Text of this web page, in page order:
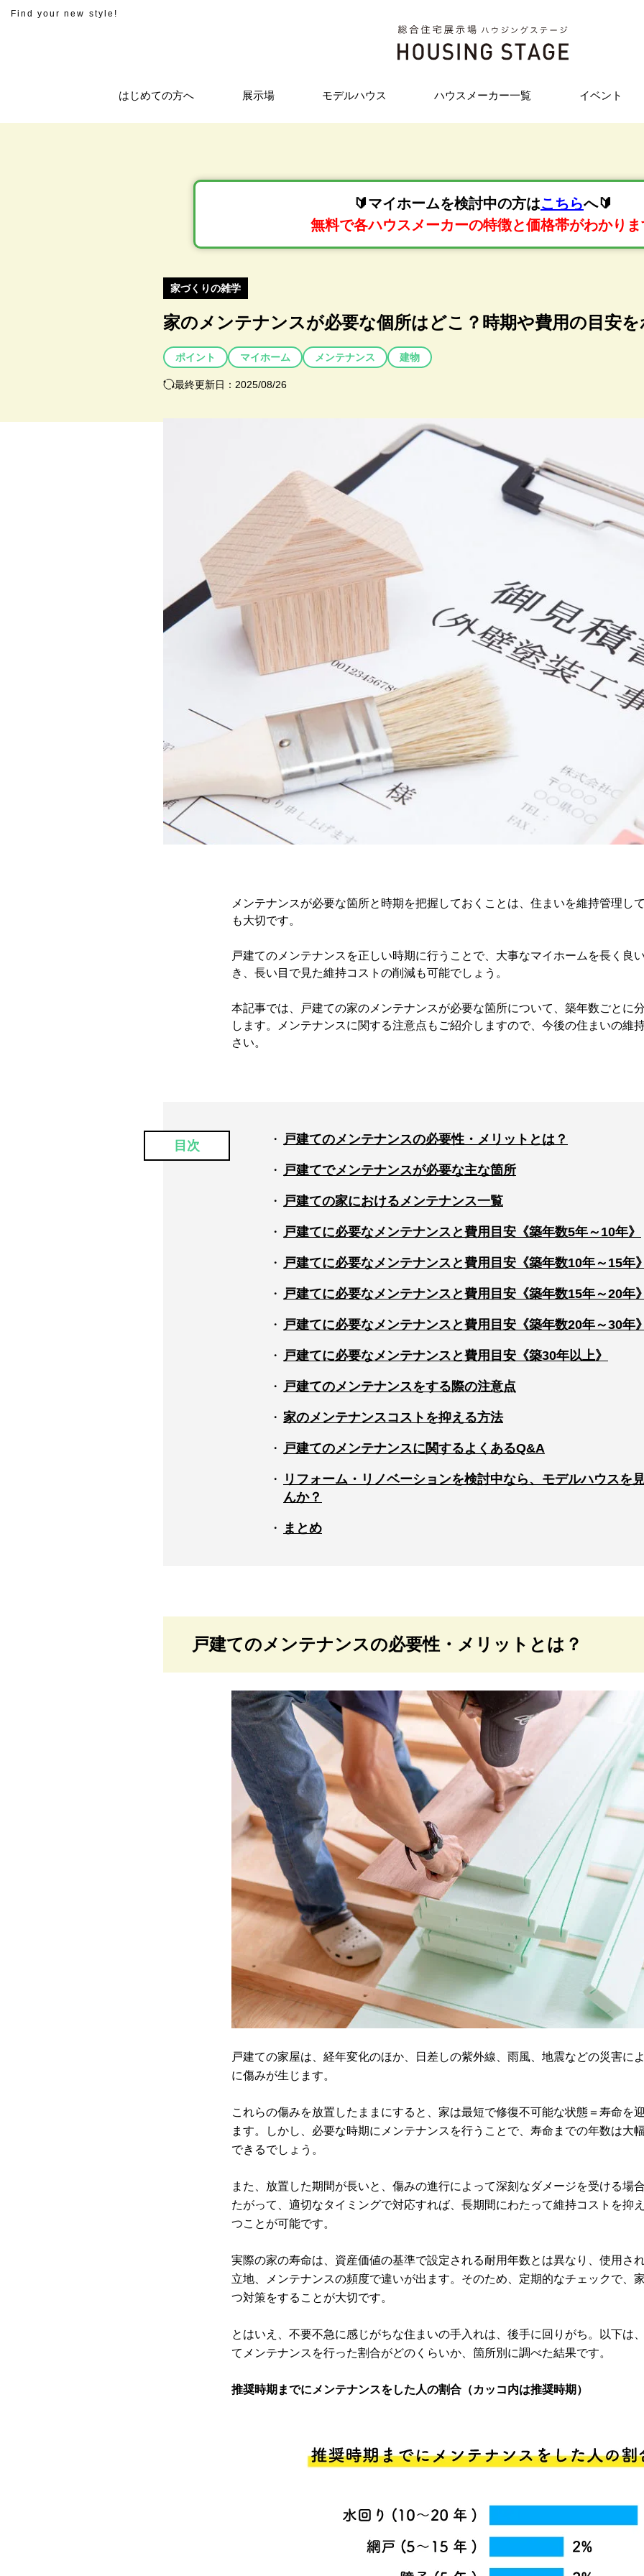
Find your new style!
はじめての方へ 展示場 モデルハウス ハウスメーカー一覧 イベント
🔰マイホームを検討中の方はこちらへ🔰
無料で各ハウスメーカーの特徴と価格帯がわかりま
家づくりの雑学
家のメンテナンスが必要な個所はどこ？時期や費用の目安
ポイント マイホーム メンテナンス 建物
最終更新日：2025/08/26
メンテナンスが必要な箇所と時期を把握しておくことは、住まいを維持管理し
も大切です。
戸建てのメンテナンスを正しい時期に行うことで、大事なマイホームを長く良
き、長い目で見た維持コストの削減も可能でしょう。
本記事では、戸建ての家のメンテナンスが必要な箇所について、築年数ごとに
します。メンテナンスに関する注意点もご紹介しますので、今後の住まいの維
さい。
目次 戸建てのメンテナンスの必要性・メリットとは？
戸建てでメンテナンスが必要な主な箇所
戸建ての家におけるメンテナンス一覧
戸建てに必要なメンテナンスと費用目安《築年数5年～10年》
戸建てに必要なメンテナンスと費用目安《築年数10年～15年》
戸建てに必要なメンテナンスと費用目安《築年数15年～20年》
戸建てに必要なメンテナンスと費用目安《築年数20年～30年》
戸建てに必要なメンテナンスと費用目安《築30年以上》
戸建てのメンテナンスをする際の注意点
家のメンテナンスコストを抑える方法
戸建てのメンテナンスに関するよくあるQ&A
リフォーム・リノベーションを検討中なら、モデルハウスを
んか？
まとめ
戸建てのメンテナンスの必要性・メリットとは？
戸建ての家屋は、経年変化のほか、日差しの紫外線、雨風、地震などの災害に
に傷みが生じます。
これらの傷みを放置したままにすると、家は最短で修復不可能な状態＝寿命を
ます。しかし、必要な時期にメンテナンスを行うことで、寿命までの年数は大
できるでしょう。
また、放置した期間が長いと、傷みの進行によって深刻なダメージを受ける場
たがって、適切なタイミングで対応すれば、長期間にわたって維持コストを抑
つことが可能です。
実際の家の寿命は、資産価値の基準で設定される耐用年数とは異なり、使用さ
立地、メンテナンスの頻度で違いが出ます。そのため、定期的なチェックで、
つ対策をすることが大切です。
とはいえ、不要不急に感じがちな住まいの手入れは、後手に回りがち。以下は
てメンテナンスを行った割合がどのくらいか、箇所別に調べた結果です。
推奨時期までにメンテナンスをした人の割合（カッコ内は推奨時期）